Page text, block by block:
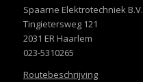
Spaarne Elektrotechniek B.V.
Tingietersweg 121
2031 ER Haarlem
023-5310265
Routebeschrijving